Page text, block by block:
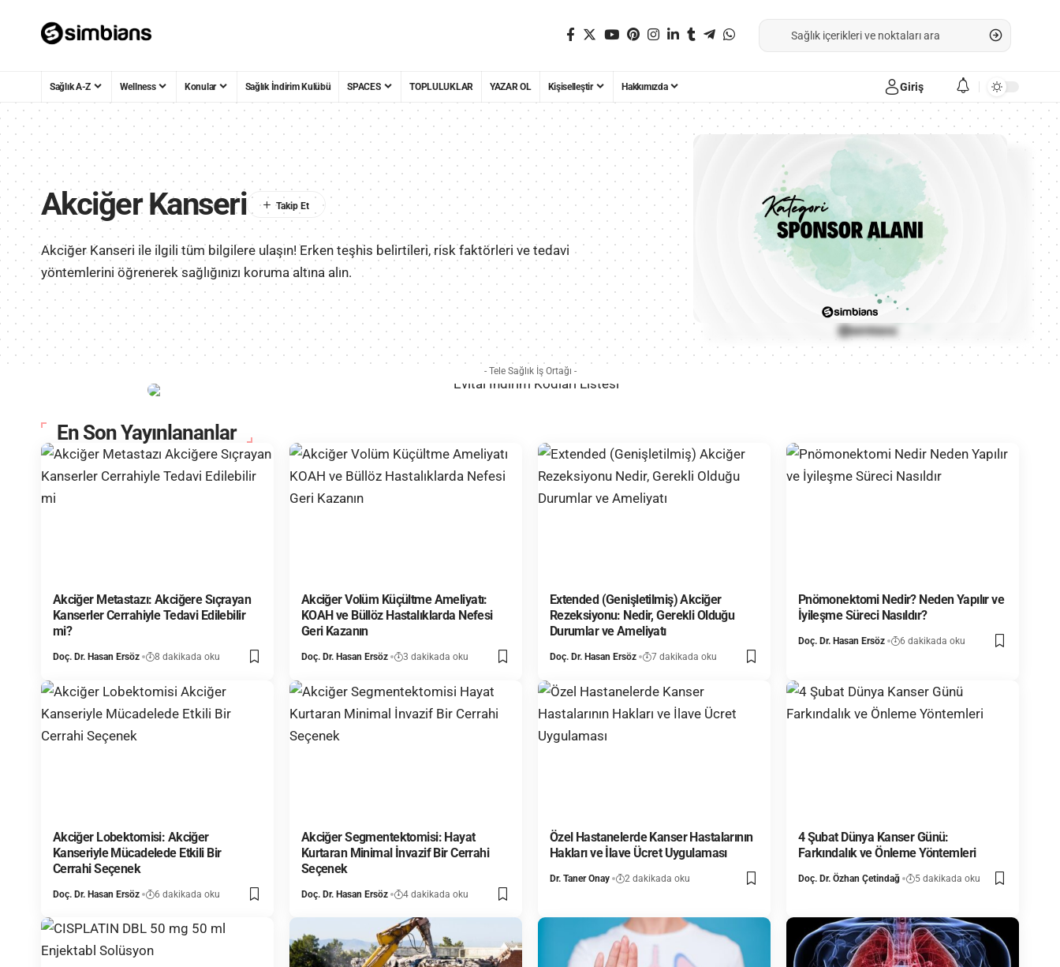
Sağlık A-Z Wellness Konular Sağlık İndirim Kulübü SPACES TOPLULUKLAR YAZAR OL Kişiselleştir Hakkımızda Giriş
Akciğer Kanseri
Akciğer Kanseri ile ilgili tüm bilgilere ulaşın! Erken teşhis belirtileri, risk faktörleri ve tedavi
yöntemlerini öğrenerek sağlığınızı koruma altına alın.
- Tele Sağlık İş Ortağı -
En Son Yayınlananlar
Akciğer Metastazı: Akciğere Sıçrayan
Kanserler Cerrahiyle Tedavi Edilebilir
mi?
Doç. Dr. Hasan Ersöz 8 dakikada oku
Akciğer Volüm Küçültme Ameliyatı:
KOAH ve Büllöz Hastalıklarda Nefesi
Geri Kazanın
Doç. Dr. Hasan Ersöz 3 dakikada oku
Extended (Genişletilmiş) Akciğer
Rezeksiyonu: Nedir, Gerekli Olduğu
Durumlar ve Ameliyatı
Doç. Dr. Hasan Ersöz 7 dakikada oku
Pnömonektomi Nedir? Neden Yapılır ve
İyileşme Süreci Nasıldır?
Doç. Dr. Hasan Ersöz 6 dakikada oku
Akciğer Lobektomisi: Akciğer
Kanseriyle Mücadelede Etkili Bir
Cerrahi Seçenek
Doç. Dr. Hasan Ersöz 6 dakikada oku
Akciğer Segmentektomisi: Hayat
Kurtaran Minimal İnvazif Bir Cerrahi
Seçenek
Doç. Dr. Hasan Ersöz 4 dakikada oku
Özel Hastanelerde Kanser Hastalarının
Hakları ve İlave Ücret Uygulaması
Dr. Taner Onay 2 dakikada oku
4 Şubat Dünya Kanser Günü:
Farkındalık ve Önleme Yöntemleri
Doç. Dr. Özhan Çetindağ 5 dakikada oku